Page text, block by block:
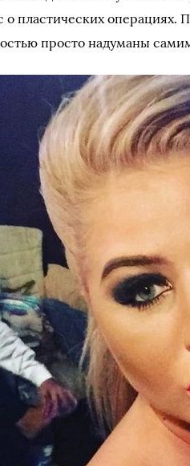
о пластических операциях.
просто надуманы